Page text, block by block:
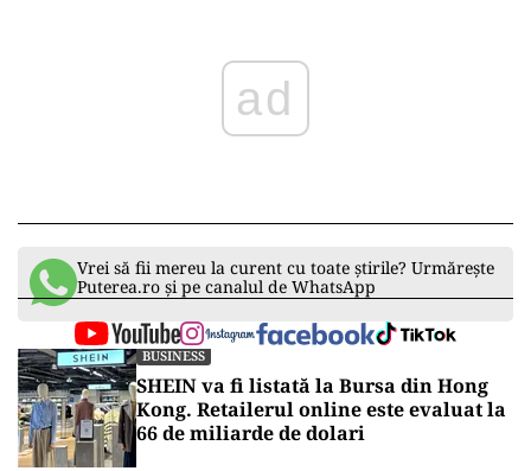
ad
Vrei să fii mereu la curent cu toate știrile? Urmărește
Puterea.ro și pe canalul de WhatsApp
BUSINESS
SHEIN va fi listată la Bursa din Hong
Kong. Retailerul online este evaluat la
66 de miliarde de dolari